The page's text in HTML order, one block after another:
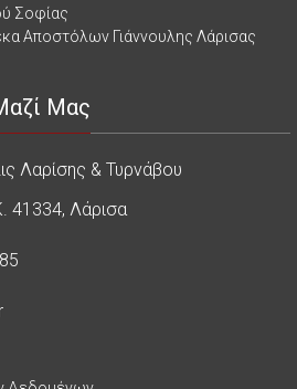
Σοφίας
Αποστόλων Γιάννουλης Λάρισας
Μας
Λαρίσης & Τυρνάβου
41334, Λάρισα